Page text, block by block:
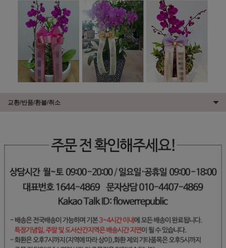
교환/반품/환불/취소